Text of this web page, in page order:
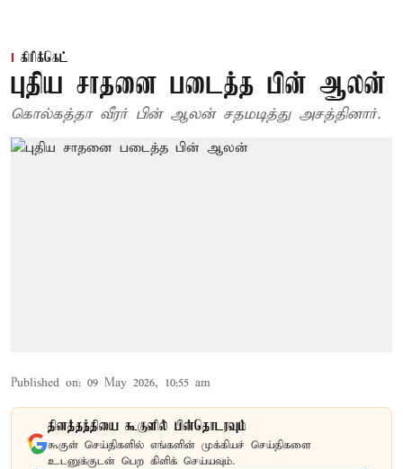
கிரிக்கெட்
புதிய சாதனை படைத்த பின் ஆலன்
கொல்கத்தா வீரர் பின் ஆலன் சதமடித்து அசத்தினார்.
Published on: 09 May 2026, 10:55 am
தினத்தந்தியை கூகுளில் பின்தொடரவும்
கூகுள் செய்திகளில் எங்களின் முக்கியச் செய்திகளை
உடனுக்குடன் பெற கிளிக் செய்யவும்.